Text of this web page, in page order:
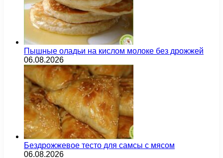
Пышные оладьи на кислом молоке без дрожжей
06.08.2026
Бездрожжевое тесто для самсы с мясом
06.08.2026